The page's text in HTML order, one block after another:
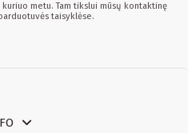
metu. Tam tikslui mūsų kontaktinę
taisyklėse.